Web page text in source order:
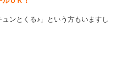
ンとくる♪」という方もいますし